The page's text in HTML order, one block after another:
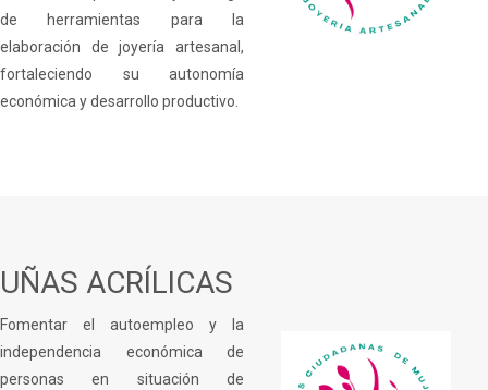
de herramientas para la
elaboración de joyería artesanal,
fortaleciendo su autonomía
económica y desarrollo productivo.
UÑAS ACRÍLICAS
Fomentar el autoempleo y la
independencia económica de
personas en situación de